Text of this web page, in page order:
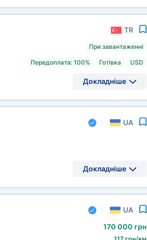
TR
При завантаженні
Передоплата: 100% Готівка USD
Докладніше
UA
Докладніше
UA
170 000 грн